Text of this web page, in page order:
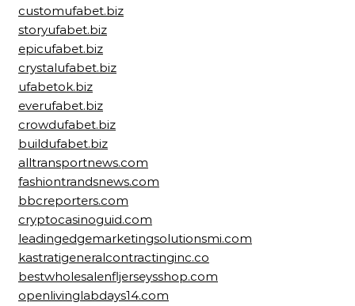
customufabet.biz
storyufabet.biz
epicufabet.biz
crystalufabet.biz
ufabetok.biz
everufabet.biz
crowdufabet.biz
buildufabet.biz
alltransportnews.com
fashiontrandsnews.com
bbcreporters.com
cryptocasinoguid.com
leadingedgemarketingsolutionsmi.com
kastratigeneralcontractinginc.co
bestwholesalenfljerseysshop.com
openlivinglabdays14.com